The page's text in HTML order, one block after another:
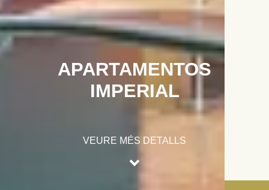
APARTAMENTOS
IMPERIAL
VEURE MÉS DETALLS